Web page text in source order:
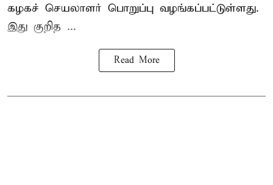
கழகச் செயலாளர் பொறுப்பு வழங்கப்பட்டுள்ளது.
இது குறித ...
Read More